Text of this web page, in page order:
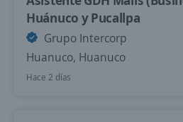
Huánuco y Pucallpa
Grupo Intercorp
Huanuco, Huanuco
Hace 2 días